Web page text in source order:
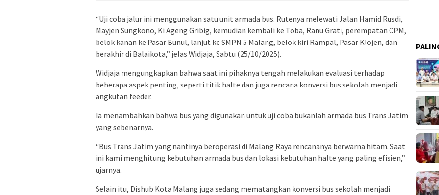
“Uji coba jalur ini menggunakan satu unit armada bus. Rutenya melewati Jalan Hamid Rusdi,
Mayjen Sungkono, Ki Ageng Gribig, kemudian kembali ke Toba, Ranu Grati, perempatan CPM,
belok kanan ke Pasar Bunul, lanjut ke SMPN 5 Malang, belok kiri Rampal, Pasar Klojen, dan
berakhir di Balaikota,” jelas Widjaja, Sabtu (25/10/2025).
Widjaja mengungkapkan bahwa saat ini pihaknya tengah melakukan evaluasi terhadap
beberapa aspek penting, seperti titik halte dan juga rencana konversi bus sekolah menjadi
angkutan feeder.
Ia menambahkan bahwa bus yang digunakan untuk uji coba bukanlah armada bus Trans Jatim
yang sebenarnya.
“Bus Trans Jatim yang nantinya beroperasi di Malang Raya rencananya berwarna hitam. Saat
ini kami menghitung kebutuhan armada bus dan lokasi kebutuhan halte yang paling efisien,”
ujarnya.
Selain itu, Dishub Kota Malang juga sedang mematangkan konversi bus sekolah menjadi